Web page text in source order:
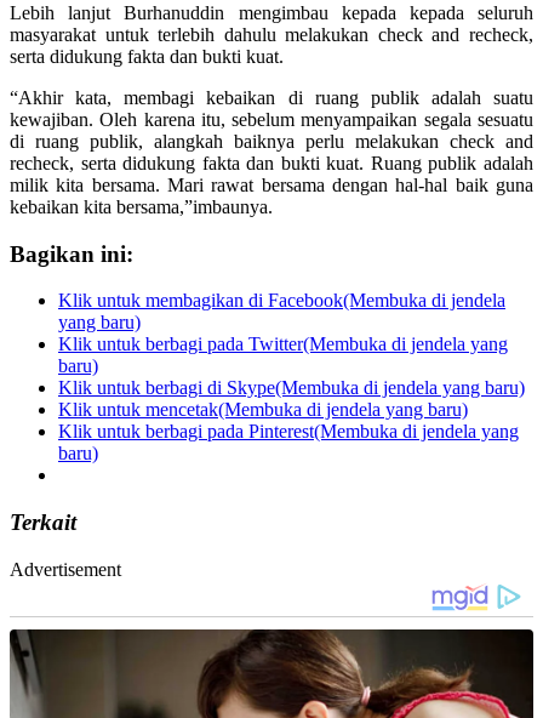
Lebih lanjut Burhanuddin mengimbau kepada kepada seluruh
masyarakat untuk terlebih dahulu melakukan check and recheck,
serta didukung fakta dan bukti kuat.
“Akhir kata, membagi kebaikan di ruang publik adalah suatu
kewajiban. Oleh karena itu, sebelum menyampaikan segala sesuatu
di ruang publik, alangkah baiknya perlu melakukan check and
recheck, serta didukung fakta dan bukti kuat. Ruang publik adalah
milik kita bersama. Mari rawat bersama dengan hal-hal baik guna
kebaikan kita bersama,”imbaunya.
Bagikan ini:
Klik untuk membagikan di Facebook(Membuka di jendela
yang baru)
Klik untuk berbagi pada Twitter(Membuka di jendela yang
baru)
Klik untuk berbagi di Skype(Membuka di jendela yang baru)
Klik untuk mencetak(Membuka di jendela yang baru)
Klik untuk berbagi pada Pinterest(Membuka di jendela yang
baru)
Terkait
Advertisement